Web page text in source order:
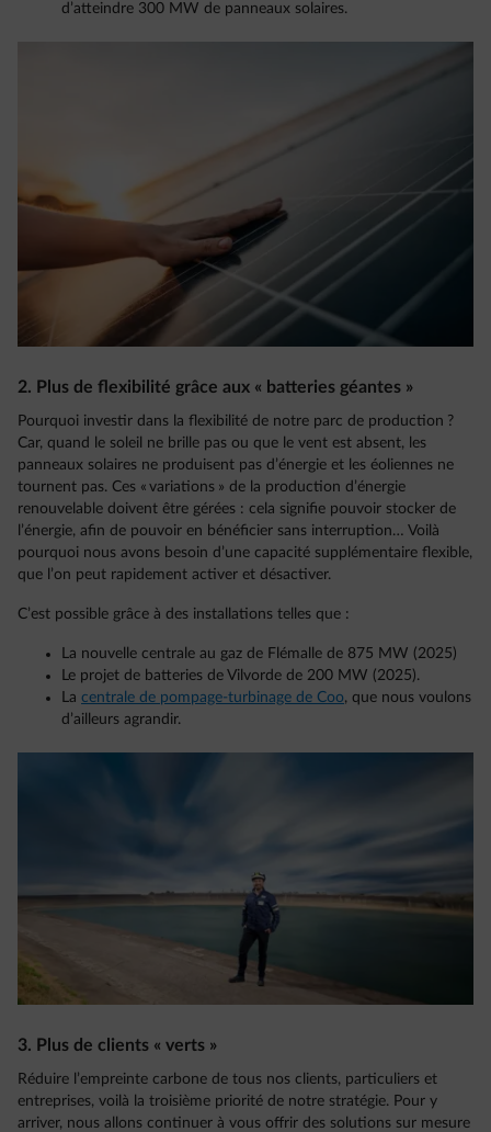
d’atteindre 300 MW de panneaux solaires.
2. Plus de flexibilité grâce aux « batteries géantes »
Pourquoi investir dans la flexibilité de notre parc de production ?
Car, quand le soleil ne brille pas ou que le vent est absent, les
panneaux solaires ne produisent pas d’énergie et les éoliennes ne
tournent pas. Ces « variations » de la production d’énergie
renouvelable doivent être gérées : cela signifie pouvoir stocker de
l’énergie, afin de pouvoir en bénéficier sans interruption… Voilà
pourquoi nous avons besoin d’une capacité supplémentaire flexible,
que l’on peut rapidement activer et désactiver.
C’est possible grâce à des installations telles que :
La nouvelle centrale au gaz de Flémalle de 875 MW (2025)
Le projet de batteries de Vilvorde de 200 MW (2025).
La centrale de pompage-turbinage de Coo, que nous voulons
d’ailleurs agrandir.
3. Plus de clients « verts »
Réduire l’empreinte carbone de tous nos clients, particuliers et
entreprises, voilà la troisième priorité de notre stratégie. Pour y
arriver, nous allons continuer à vous offrir des solutions sur mesure